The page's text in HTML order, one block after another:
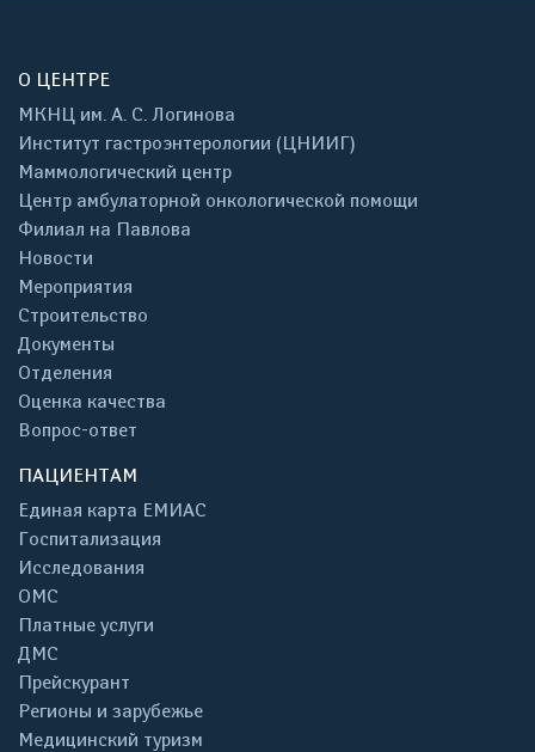
О ЦЕНТРЕ
МКНЦ им. А. С. Логинова
Институт гастроэнтерологии (ЦНИИГ)
Маммологический центр
Центр амбулаторной онкологической помощи
Филиал на Павлова
Новости
Мероприятия
Строительство
Документы
Отделения
Оценка качества
Вопрос-ответ
ПАЦИЕНТАМ
Единая карта ЕМИАС
Госпитализация
Исследования
ОМС
Платные услуги
ДМС
Прейскурант
Регионы и зарубежье
Медицинский туризм